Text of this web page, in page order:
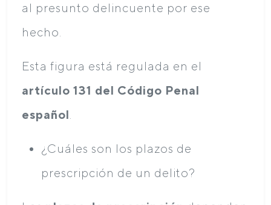
al presunto delincuente por ese
hecho.
Esta figura está regulada en el
artículo 131 del Código Penal
español
¿Cuáles son los plazos de
prescripción de un delito?